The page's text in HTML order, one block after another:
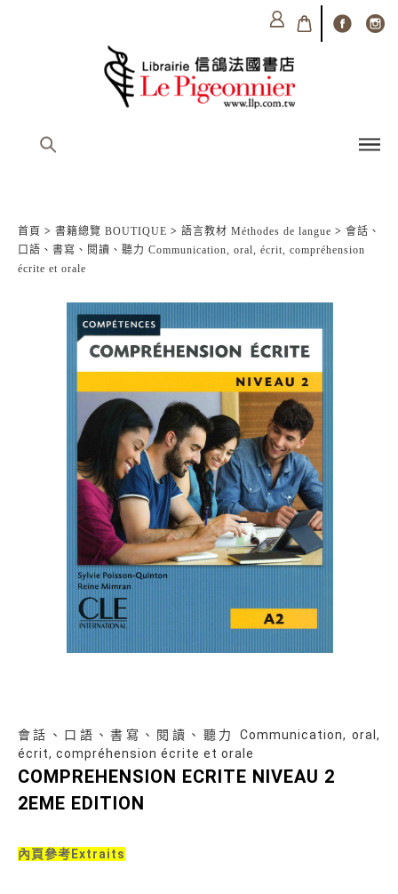
首頁 > 書籍總覽 BOUTIQUE > 語言教材 Méthodes de langue > 會話、
口語、書寫、閱讀、聽力 Communication, oral, écrit, compréhension
écrite et orale
會話、口語、書寫、閱讀、聽力 Communication, oral,
écrit, compréhension écrite et orale
COMPREHENSION ECRITE NIVEAU 2
2EME EDITION
內頁參考Extraits